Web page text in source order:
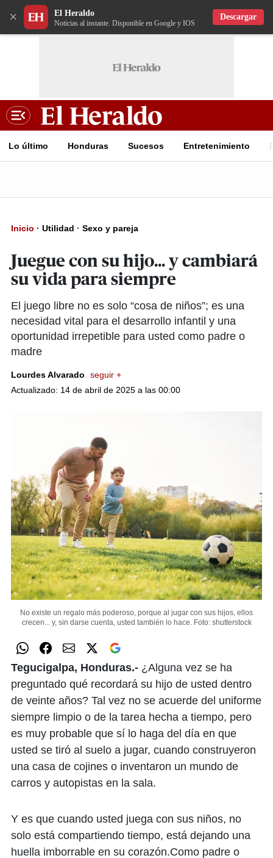
× El Heraldo
Noticias al instante. Disponible en Google y IOS
Descargar
Lo último Honduras Sucesos Entretenimiento
Inicio · Utilidad · Sexo y pareja
Juegue con su hijo... y cambiará
su vida para siempre
El juego libre no es solo “cosa de niños”; es una
necesidad vital para el desarrollo infantil y una
oportunidad irrepetible para usted como padre o
madre
Lourdes Alvarado
seguir +
Actualizado: 14 de abril de 2025 a las 00:00
No existe un regalo más poderoso, porque al jugar con sus hijos, ellos
crecen... y, sin darse cuenta, usted también lo hace. Foto: shutterstock
Tegucigalpa, Honduras.- ¿Alguna vez se ha
preguntado qué recordará su hijo de usted dentro
de veinte años? Tal vez no se acuerde del uniforme
siempre limpio o de la tarea hecha a tiempo, pero
es muy probable que sí lo haga del día en que
usted se tiró al suelo a jugar, cuando construyeron
una casa de cojines o inventaron un mundo de
carros y autopistas en la sala.
Y es que cuando usted juega con sus niños, no
solo está compartiendo tiempo, está dejando una
huella imborrable en su corazón.Como padre o